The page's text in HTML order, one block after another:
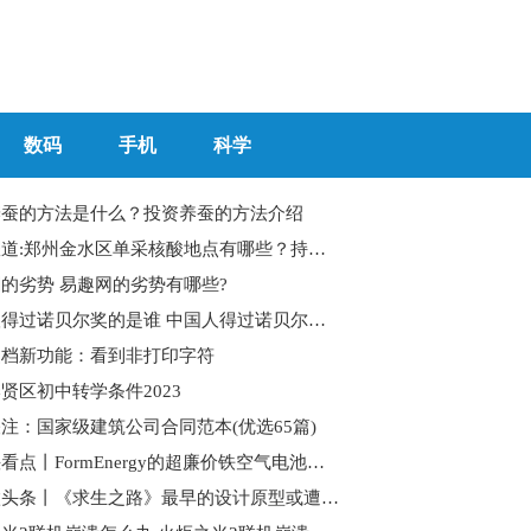
数码 手机 科学
的方法是什么？投资养蚕的方法介绍
世界报道:郑州金水区单采核酸地点有哪些？持续更新
劣势 易趣网的劣势有哪些?
中国人得过诺贝尔奖的是谁 中国人得过诺贝尔奖的有几人？
新功能：看到非打印字符
贤区初中转学条件2023
：国家级建筑公司合同范本(优选65篇)
环球快看点丨FormEnergy的超廉价铁空气电池将获建7.6亿美元的工厂
全球微头条丨《求生之路》最早的设计原型或遭泄漏：一张CS地图